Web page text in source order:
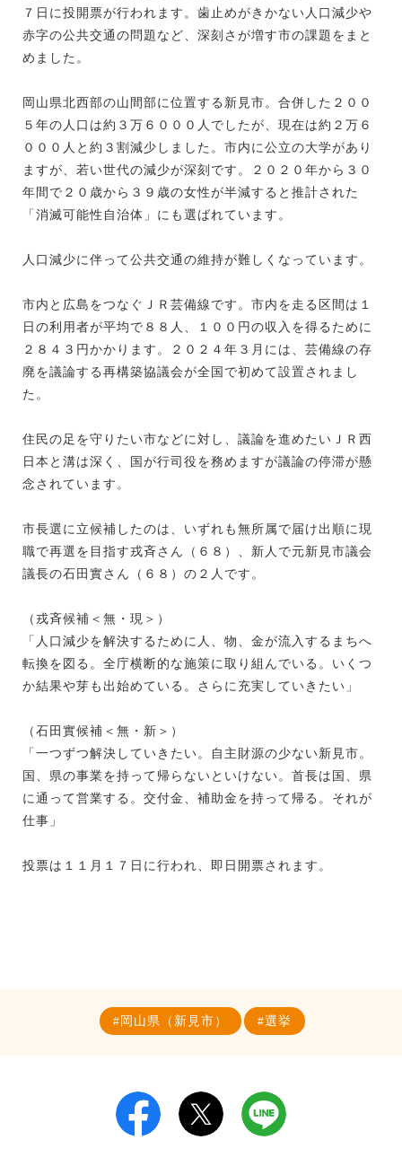
７日に投開票が行われます。歯止めがきかない人口減少や
赤字の公共交通の問題など、深刻さが増す市の課題をまと
めました。
岡山県北西部の山間部に位置する新見市。合併した２００
５年の人口は約３万６０００人でしたが、現在は約２万６
０００人と約３割減少しました。市内に公立の大学があり
ますが、若い世代の減少が深刻です。２０２０年から３０
年間で２０歳から３９歳の女性が半減すると推計された
「消滅可能性自治体」にも選ばれています。
人口減少に伴って公共交通の維持が難しくなっています。
市内と広島をつなぐＪＲ芸備線です。市内を走る区間は１
日の利用者が平均で８８人、１００円の収入を得るために
２８４３円かかります。２０２４年３月には、芸備線の存
廃を議論する再構築協議会が全国で初めて設置されまし
た。
住民の足を守りたい市などに対し、議論を進めたいＪＲ西
日本と溝は深く、国が行司役を務めますが議論の停滞が懸
念されています。
市長選に立候補したのは、いずれも無所属で届け出順に現
職で再選を目指す戎斉さん（６８）、新人で元新見市議会
議長の石田實さん（６８）の２人です。
（戎斉候補＜無・現＞）
「人口減少を解決するために人、物、金が流入するまちへ
転換を図る。全庁横断的な施策に取り組んでいる。いくつ
か結果や芽も出始めている。さらに充実していきたい」
（石田實候補＜無・新＞）
「一つずつ解決していきたい。自主財源の少ない新見市。
国、県の事業を持って帰らないといけない。首長は国、県
に通って営業する。交付金、補助金を持って帰る。それが
仕事」
投票は１１月１７日に行われ、即日開票されます。
岡山県（新見市） 選挙